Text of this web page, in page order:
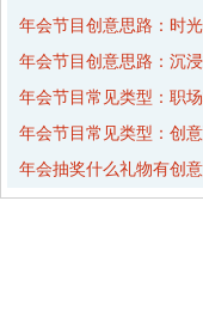
年会节目创意思路：时
年会节目创意思路：沉
年会节目常见类型：职
年会节目常见类型：创
年会抽奖什么礼物有创意